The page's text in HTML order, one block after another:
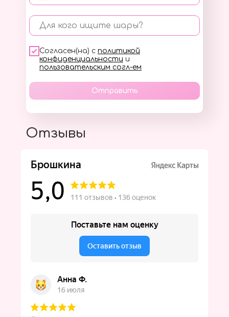
Для кого ищите шары?
Согласен(на) с политикой
конфиденциальности и
пользовательским согл-ем
Отправить
Отзывы